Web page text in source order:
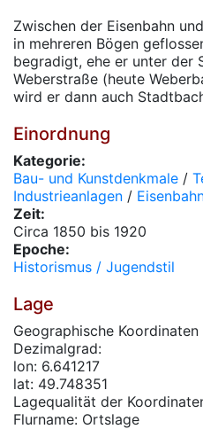
Zwischen der Eisenbahn
in mehreren Bögen
begradigt, ehe er unter der
Weberstraße (heute
wird er dann auch
Einordnung
Kategorie:
Bau- und Kunstdenkmale /
Industrieanlagen /
Zeit:
Circa 1850 bis 1920
Epoche:
Historismus / Jugendstil
Lage
Geographische Koordinaten
Dezimalgrad:
lon: 6.641217
lat: 49.748351
Lagequalität der
Flurname: Ortslage